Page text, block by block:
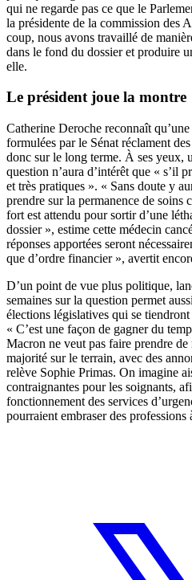
qui ne regarde pas ce que le
la présidente de la commission des
coup, nous avons travaillé de
dans le fond du dossier et produire
elle.
Le président joue la montre
Catherine Deroche reconnaît
formulées par le Sénat réclament
donc sur le long terme. À ses yeux,
question n’aura d’intérêt que « s’il
et très pratiques ». « Sans doute y
prendre sur la permanence de soins
fort est attendu pour sortir d’une
dossier », estime cette médecin
réponses apportées seront
que d’ordre financier », avertit
D’un point de vue plus politique,
semaines sur la question permet
élections législatives qui se
« C’est une façon de gagner du
Macron ne veut pas faire prendre de
majorité sur le terrain, avec des
relève Sophie Primas. On imagine
contraignantes pour les soignants,
fonctionnement des services
pourraient embraser des professions